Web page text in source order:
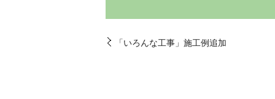
「いろんな工事」施工例追加